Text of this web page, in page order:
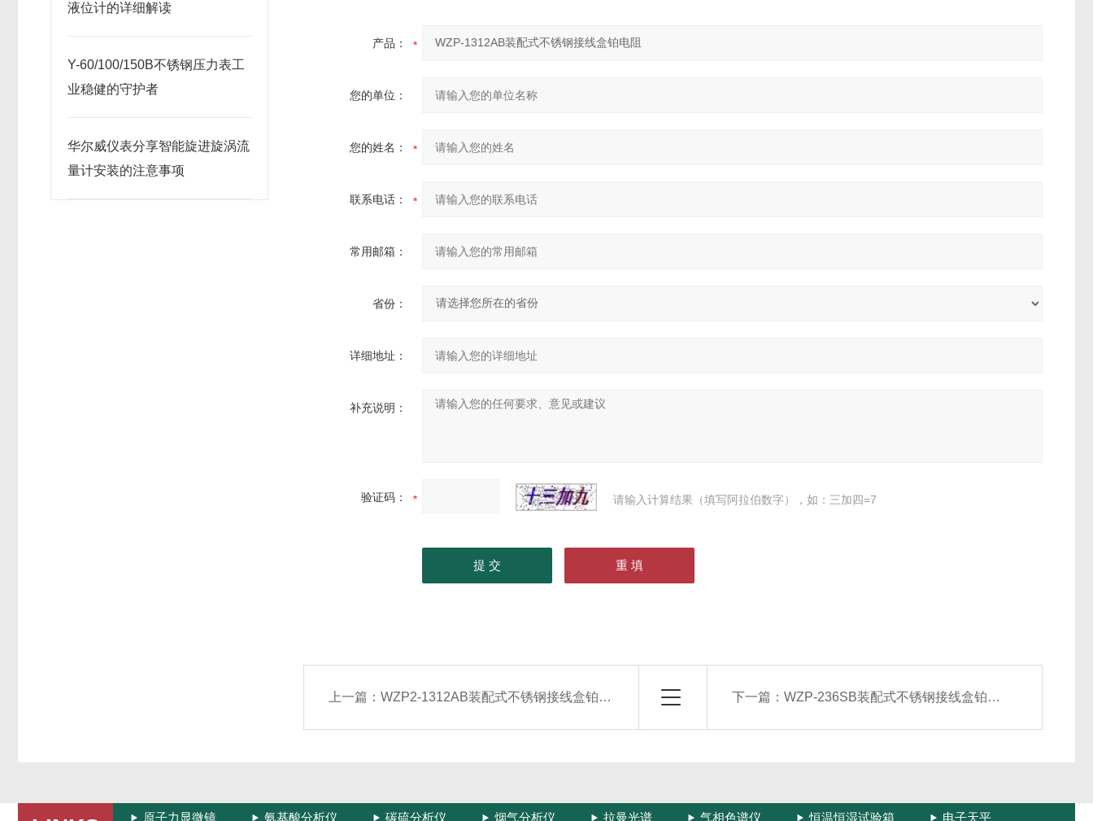
液位计的详细解读
Y-60/100/150B不锈钢压力表工
业稳健的守护者
华尔威仪表分享智能旋进旋涡流
量计安装的注意事项
产品：
您的单位：
您的姓名：
联系电话：
常用邮箱：
省份：
详细地址：
补充说明：
验证码： 请输入计算结果（填写阿拉伯数字），如：三加四=7
上一篇：WZP2-1312AB装配式不锈钢接线盒铂电阻 下一篇： WZP-236SB装配式不锈钢接线盒铂电阻
原子力显微镜 氨基酸分析仪 碳硫分析仪 烟气分析仪 拉曼光谱 气相色谱仪 恒温恒湿试验箱 电子天平